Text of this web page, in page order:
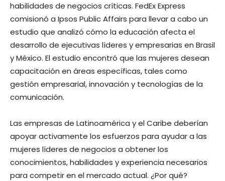
habilidades de negocios críticas. FedEx Express
comisionó a Ipsos Public Affairs para llevar a cabo un
estudio que analizó cómo la educación afecta el
desarrollo de ejecutivas líderes y empresarias en Brasil
y México. El estudio encontró que las mujeres desean
capacitación en áreas específicas, tales como
gestión empresarial, innovación y tecnologías de la
comunicación.
Las empresas de Latinoamérica y el Caribe deberían
apoyar activamente los esfuerzos para ayudar a las
mujeres líderes de negocios a obtener los
conocimientos, habilidades y experiencia necesarios
para competir en el mercado actual. ¿Por qué?